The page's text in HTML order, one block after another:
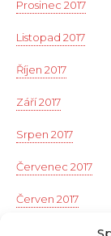
Prosinec 2017
Listopad 2017
Říjen 2017
Září 2017
Srpen 2017
Červenec 2017
Červen 2017